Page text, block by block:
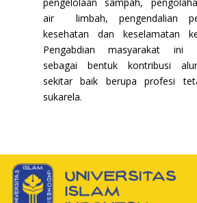
air limbah, pengendalian
kesehatan dan keselamatan
Pengabdian masyarakat ini
sebagai bentuk kontribusi
sekitar baik berupa profesi
sukarela.